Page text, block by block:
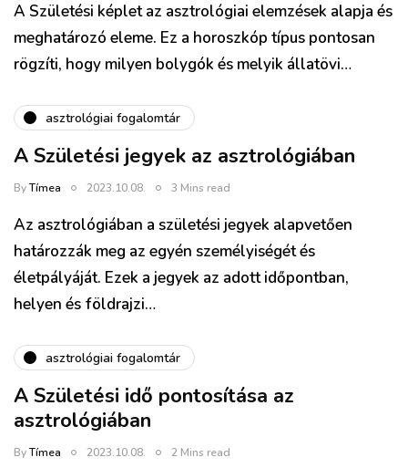
A Születési képlet az asztrológiai elemzések alapja és
meghatározó eleme. Ez a horoszkóp típus pontosan
rögzíti, hogy milyen bolygók és melyik állatövi…
asztrológiai fogalomtár
A Születési jegyek az asztrológiában
ByTímea 2023.10.08. 3 Mins read
Az asztrológiában a születési jegyek alapvetően
határozzák meg az egyén személyiségét és
életpályáját. Ezek a jegyek az adott időpontban,
helyen és földrajzi…
asztrológiai fogalomtár
A Születési idő pontosítása az
asztrológiában
ByTímea 2023.10.08. 2 Mins read